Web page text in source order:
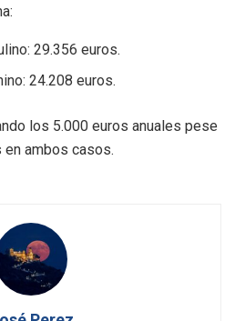
29.356 euros.
24.208 euros.
los 5.000 euros anuales pese
ambos casos.